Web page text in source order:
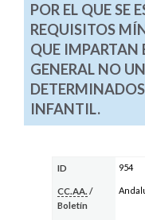
POR EL QUE SE
REQUISITOS
QUE IMPARTAN
GENERAL NO
INFANTIL.
ID 954
CC.AA. /
Boletín